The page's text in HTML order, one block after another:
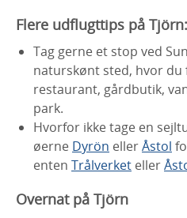
Flere udflugttips på Tjörn:
Tag gerne et stop ved
naturskønt sted, hvor du
restaurant, gårdbutik,
park.
Hvorfor ikke tage en
øerne Dyrön ellerÅstol
enten Trålverket eller
Overnat på Tjörn